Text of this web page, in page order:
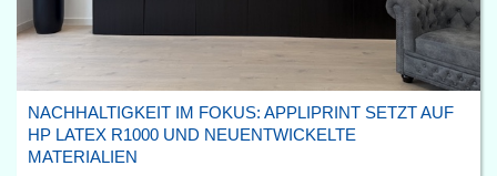
NACHHALTIGKEIT IM FOKUS: APPLIPRINT SETZT AUF
HP LATEX R1000 UND NEUENTWICKELTE
MATERIALIEN